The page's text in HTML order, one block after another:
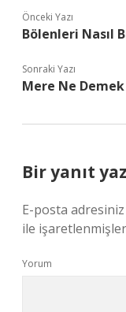
Önceki Yazı
Bölenleri Nasıl
Sonraki Yazı
Mere Ne
Bir yanıt
E-posta adresiniz
ile
Yorum